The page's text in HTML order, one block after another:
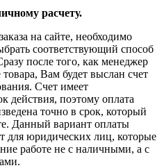
расчету.
на сайте, необходимо
соответствующий способ
после того, как менеджер
Вам будет выслан счет
Счет имеет
действия, поэтому оплата
точно в срок, который
Данный вариант оплаты
для юридических лиц, которые
работе не с наличными, а с